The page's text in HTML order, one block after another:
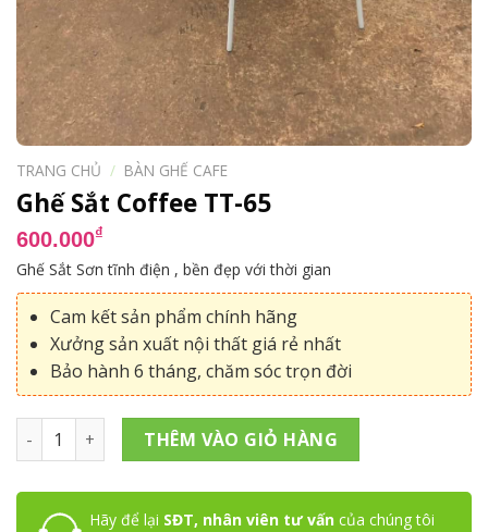
TRANG CHỦ / BÀN GHẾ CAFE
Ghế Sắt Coffee TT-65
600.000₫
Ghế Sắt Sơn tĩnh điện , bền đẹp với thời gian
Cam kết sản phẩm chính hãng
Xưởng sản xuất nội thất giá rẻ nhất
Bảo hành 6 tháng, chăm sóc trọn đời
Ghế Sắt Coffee TT-65 số lượng
THÊM VÀO GIỎ HÀNG
Hãy để lại SĐT, nhân viên tư vấncủa chúng tôi